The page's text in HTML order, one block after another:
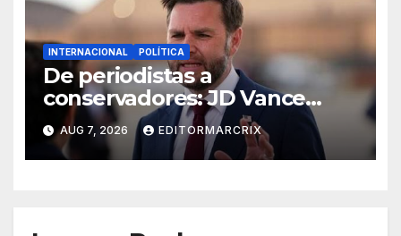
INTERNACIONAL POLÍTICA
De periodistas a
conservadores: JD Vance
intensifica sus ataques desde
las redes
AUG 7, 2026 EDITORMARCRIX